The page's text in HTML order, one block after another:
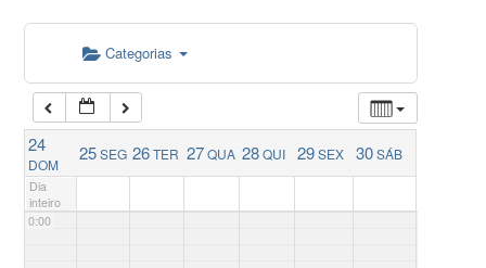
Categorias
24
DOM
25SEG 26TER 27QUA 28QUI 29SEX 30SÁB
Dia
inteiro
0:00